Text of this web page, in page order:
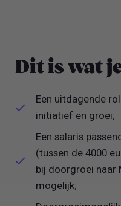
Dit is wat
Een uitdagende
initiatief en groei;
Een salaris
(tussen de 4000
bij doorgroei naar
mogelijk;